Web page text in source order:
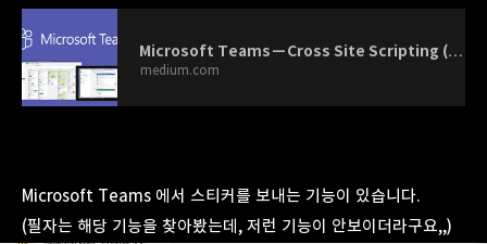
Microsoft Teams — Cross Site Scripting (XSS) Bypass CSP
medium.com
Microsoft Teams 에서 스티커를 보내는 기능이 있습니다.
(필자는 해당 기능을 찾아봤는데, 저런 기능이 안보이더라구요,,)